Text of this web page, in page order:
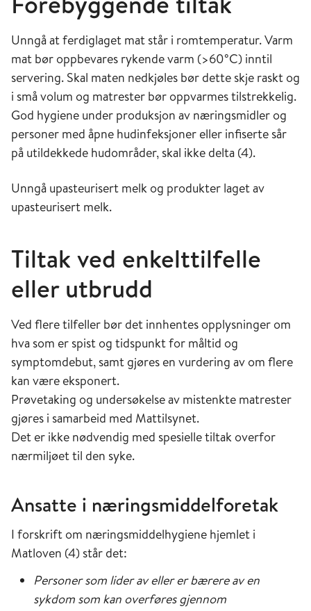
Unngå at ferdiglaget mat står i romtemperatur. Varm
mat bør oppbevares rykende varm (>60°C) inntil
servering. Skal maten nedkjøles bør dette skje raskt og
i små volum og matrester bør oppvarmes tilstrekkelig.
God hygiene under produksjon av næringsmidler og
personer med åpne hudinfeksjoner eller infiserte sår
på utildekkede hudområder, skal ikke delta (4).
Unngå upasteurisert melk og produkter laget av
upasteurisert melk.
Tiltak ved enkelttilfelle
eller utbrudd
Ved flere tilfeller bør det innhentes opplysninger om
hva som er spist og tidspunkt for måltid og
symptomdebut, samt gjøres en vurdering av om flere
kan være eksponert.
Prøvetaking og undersøkelse av mistenkte matrester
gjøres i samarbeid med Mattilsynet.
Det er ikke nødvendig med spesielle tiltak overfor
nærmiljøet til den syke.
Ansatte i næringsmiddelforetak
I forskrift om næringsmiddelhygiene hjemlet i
Matloven (4) står det:
Personer som lider av eller er bærere av en
sykdom som kan overføres gjennom